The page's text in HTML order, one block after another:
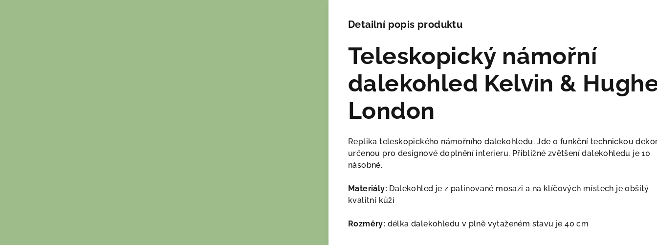
Detailní popis produktu
Teleskopický námořní
dalekohled Kelvin &
London
Replika teleskopického námořního dalekohledu. Jde o funkční technickou
určenou pro designové doplnění interieru. Přibližné zvětšení dalekohledu je 10
násobné.
Materiály: Dalekohled je z patinované mosazi a na klíčových místech je obšitý
kvalitní kůží
Rozměry: délka dalekohledu v plně vytaženém stavu je 40 cm